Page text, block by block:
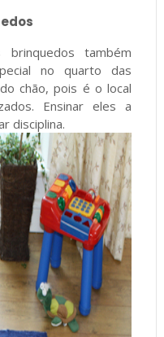
também
no quarto das
chão, pois é o local
Ensinar eles a
disciplina.